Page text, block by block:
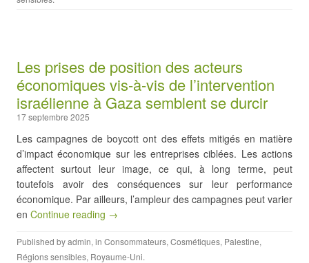
Les prises de position des acteurs
économiques vis-à-vis de l’intervention
israélienne à Gaza semblent se durcir
17 septembre 2025
Les campagnes de boycott ont des effets mitigés en matière
d’impact économique sur les entreprises ciblées. Les actions
affectent surtout leur image, ce qui, à long terme, peut
toutefois avoir des conséquences sur leur performance
économique. Par ailleurs, l’ampleur des campagnes peut varier
en Continue reading →
Published byadmin, in Consommateurs, Cosmétiques, Palestine,
Régions sensibles, Royaume-Uni.